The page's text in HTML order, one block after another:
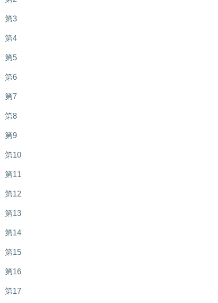
第3
第4
第5
第6
第7
第8
第9
第10
第11
第12
第13
第14
第15
第16
第17